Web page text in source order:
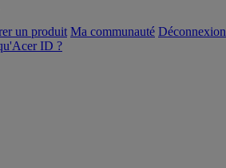
un produit Ma communauté Déconnexion
ID ?